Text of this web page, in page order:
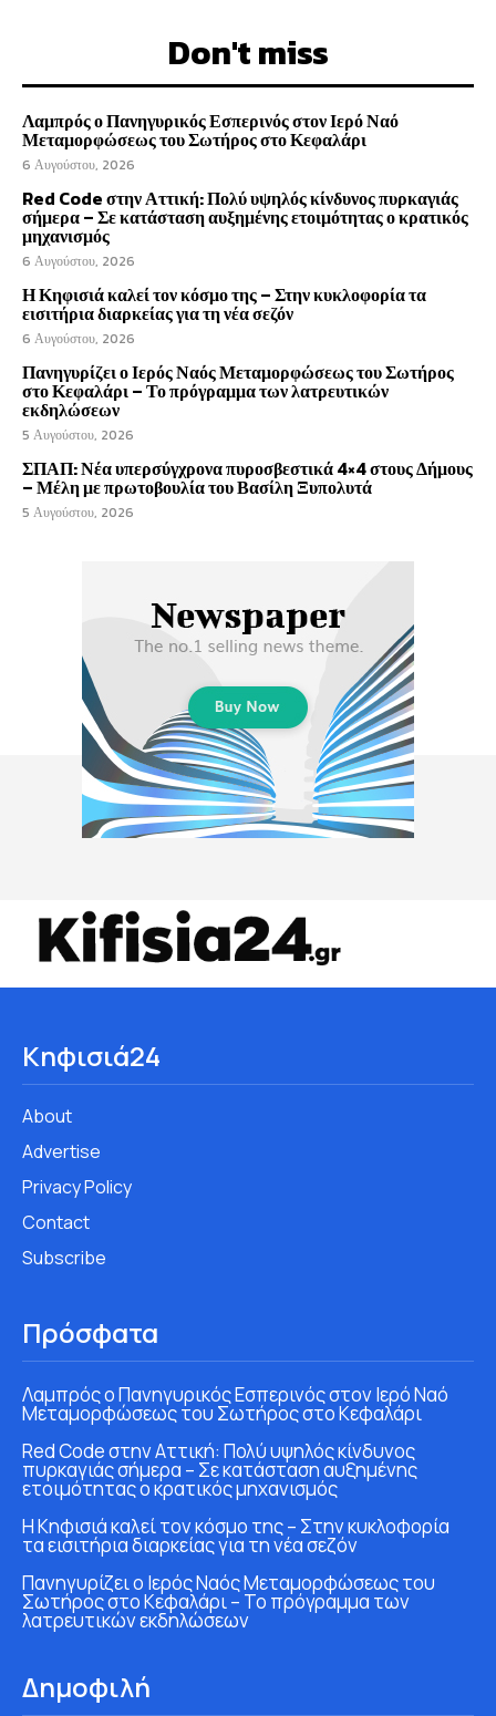
Don't miss
Λαμπρός ο Πανηγυρικός Εσπερινός στον Ιερό Ναό
Μεταμορφώσεως του Σωτήρος στο Κεφαλάρι
6 Αυγούστου, 2026
Red Code στην Αττική: Πολύ υψηλός κίνδυνος πυρκαγιάς
σήμερα – Σε κατάσταση αυξημένης ετοιμότητας ο κρατικός
μηχανισμός
6 Αυγούστου, 2026
Η Κηφισιά καλεί τον κόσμο της – Στην κυκλοφορία τα
εισιτήρια διαρκείας για τη νέα σεζόν
6 Αυγούστου, 2026
Πανηγυρίζει ο Ιερός Ναός Μεταμορφώσεως του Σωτήρος
στο Κεφαλάρι – Το πρόγραμμα των λατρευτικών
εκδηλώσεων
5 Αυγούστου, 2026
ΣΠΑΠ: Νέα υπερσύγχρονα πυροσβεστικά 4×4 στους Δήμους
– Μέλη με πρωτοβουλία του Βασίλη Ξυπολυτά
5 Αυγούστου, 2026
Κηφισιά24
About
Advertise
Privacy Policy
Contact
Subscribe
Πρόσφατα
Λαμπρός ο Πανηγυρικός Εσπερινός στον Ιερό Ναό
Μεταμορφώσεως του Σωτήρος στο Κεφαλάρι
Red Code στην Αττική: Πολύ υψηλός κίνδυνος
πυρκαγιάς σήμερα – Σε κατάσταση αυξημένης
ετοιμότητας ο κρατικός μηχανισμός
Η Κηφισιά καλεί τον κόσμο της – Στην κυκλοφορία
τα εισιτήρια διαρκείας για τη νέα σεζόν
Πανηγυρίζει ο Ιερός Ναός Μεταμορφώσεως του
Σωτήρος στο Κεφαλάρι – Το πρόγραμμα των
λατρευτικών εκδηλώσεων
Δημοφιλή